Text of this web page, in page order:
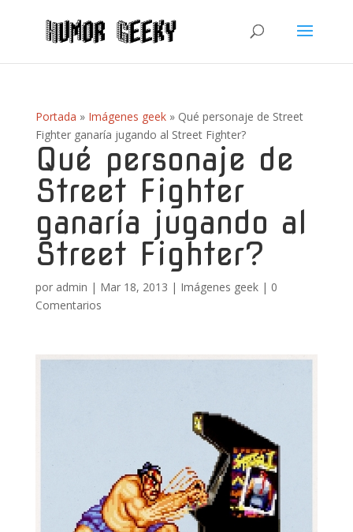
Portada » Imágenes geek» Qué personaje de Street
Fighter ganaría jugando al Street Fighter?
Qué personaje de
Street Fighter
ganaría jugando al
Street Fighter?
por admin | Mar 18, 2013 | Imágenes geek| 0
Comentarios